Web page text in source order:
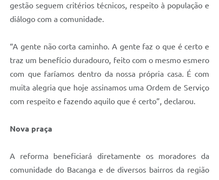
gestão seguem critérios técnicos, respeito à população e
diálogo com a comunidade.
“A gente não corta caminho. A gente faz o que é certo e
traz um benefício duradouro, feito com o mesmo esmero
com que faríamos dentro da nossa própria casa. É com
muita alegria que hoje assinamos uma Ordem de Serviço
com respeito e fazendo aquilo que é certo”, declarou.
Nova praça
A reforma beneficiará diretamente os moradores da
comunidade do Bacanga e de diversos bairros da região